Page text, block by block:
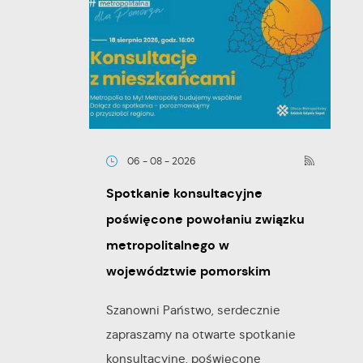
06 - 08 - 2026
Spotkanie konsultacyjne
poświęcone powołaniu związku
metropolitalnego w
województwie pomorskim
Szanowni Państwo, serdecznie
zapraszamy na otwarte spotkanie
konsultacyjne, poświęcone